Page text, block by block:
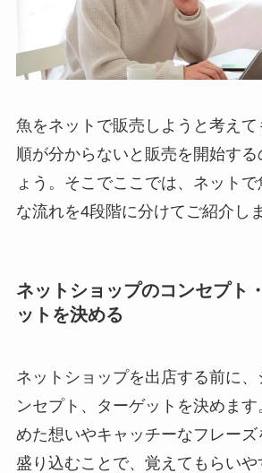
魚をネットで販売しようと考え
順が分からないと販売を開始する
ょう。そこでここでは、ネット
な流れを4段階に分けてご紹介し
ネットショップのコンセプト
ットを決める
ネットショップを出店する前に、
ンセプト、ターゲットを決めま
めた想いやキャッチーなフレーズ
盛り込むことで、覚えてもらいや